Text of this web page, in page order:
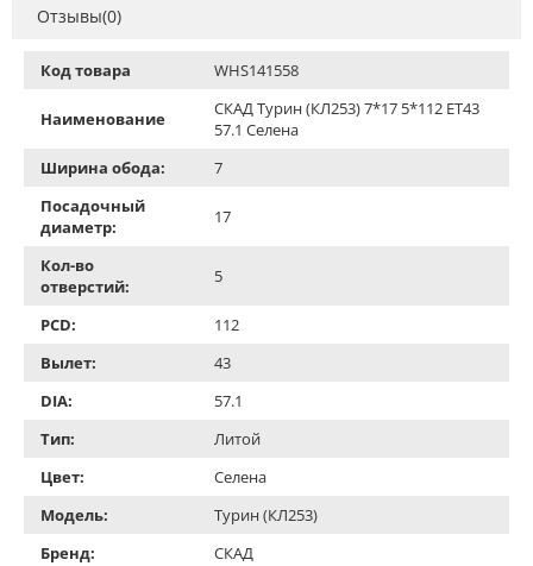
Отзывы(0)
Код товара WHS141558
Наименование
СКАД Турин (КЛ253) 7*17 5*112 ET43
57.1 Селена
Ширина обода:
7
Посадочный
диаметр:
17
Кол-во
отверстий:
5
PCD:
112
Вылет:
43
DIA:
57.1
Тип:
Литой
Цвет:
Селена
Модель:
Турин (КЛ253)
Бренд:
СКАД